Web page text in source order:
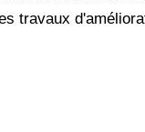
travaux